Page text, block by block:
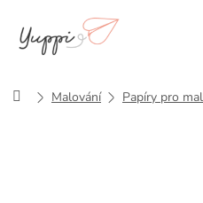
obsah
DomůMalování Papíry pro